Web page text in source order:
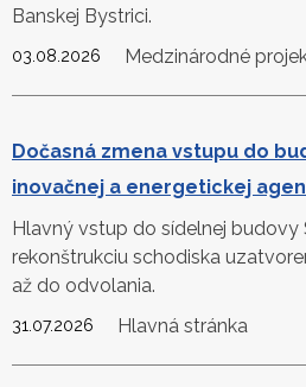
Banskej Bystrici.
03.08.2026 Medzinárodné
Dočasná zmena vstupu do
inovačnej a energetickej
Hlavný vstup do sídelnej budovy
rekonštrukciu schodiska
až do odvolania.
31.07.2026 Hlavná stránka